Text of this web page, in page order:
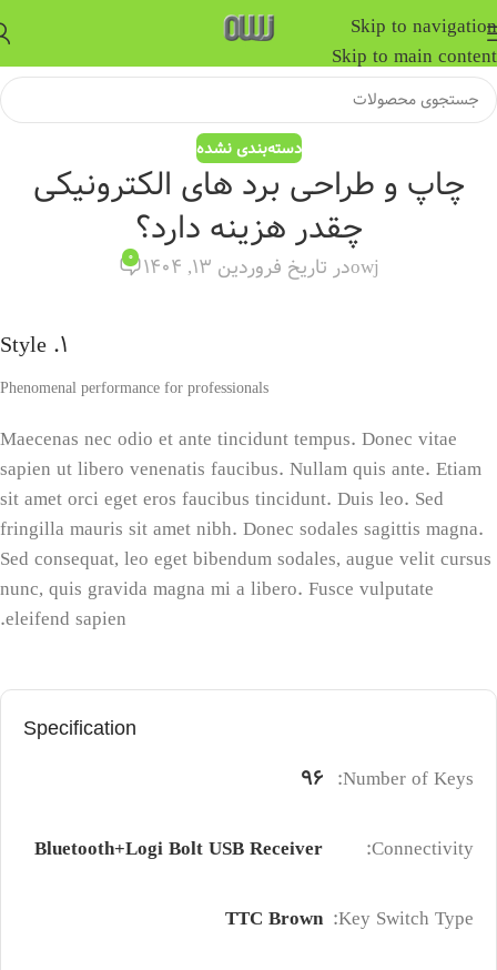
Skip to navigation
Skip to main content
دسته‌بندی نشده
چاپ و طراحی برد های الکترونیکی
چقدر هزینه دارد؟
owjدر تاریخ فروردین 13, 1404 0
1. Style
Phenomenal performance for professionals
Maecenas nec odio et ante tincidunt tempus. Donec vitae
sapien ut libero venenatis faucibus. Nullam quis ante. Etiam
sit amet orci eget eros faucibus tincidunt. Duis leo. Sed
fringilla mauris sit amet nibh. Donec sodales sagittis magna.
Sed consequat, leo eget bibendum sodales, augue velit cursus
nunc, quis gravida magna mi a libero. Fusce vulputate
eleifend sapien.
Specification
Number of Keys:
96
Connectivity:
Bluetooth+Logi Bolt USB Receiver
Key Switch Type:
TTC Brown